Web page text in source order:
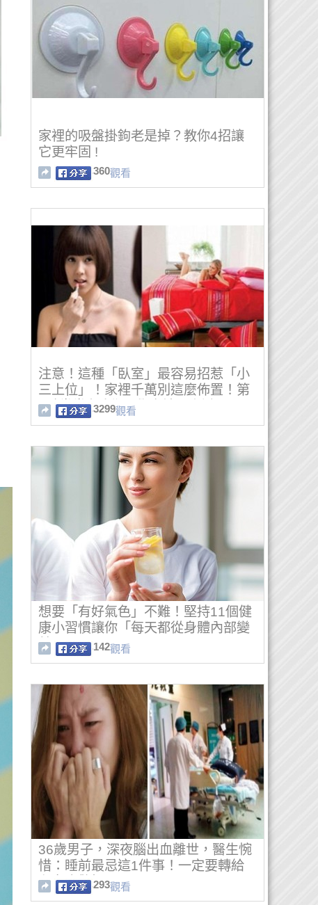
家裡的吸盤掛鉤老是掉？教你4招讓
它更牢固 !
360觀看
注意！這種「臥室」最容易招惹「小
三上位」！家裡千萬別這麼佈置！第
8點常常有人犯...學會請馬上避開呀！
3299觀看
想要「有好氣色」不難！堅持11個健
康小習慣讓你「每天都從身體內部變
美」
142觀看
36歲男子，深夜腦出血離世，醫生惋
惜：睡前最忌這1件事！一定要轉給
兒女也警惕！
293觀看